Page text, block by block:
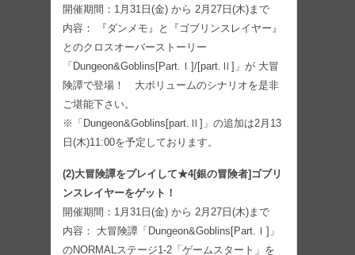
開催期間：1月31日(金) から 2月27日(木)まで
内容： 『ダンメモ』と『ゴブリンスレイヤー』
とのクロスオーバーストーリー
「Dungeon&Goblins[Part.Ⅰ]/[part.Ⅱ]」が 大冒
険譚で登場！ 大ボリュームのシナリオを是非
ご堪能下さい。
※「Dungeon&Goblins[part.Ⅱ]」の追加は2月13
日(木)11:00を予定しております。
(2)大冒険譚をプレイして★4[銀の冒険者]ゴブリ
ンスレイヤーをゲット！
開催期間：1月31日(金) から 2月27日(木)まで
内容： 大冒険譚「Dungeon&Goblins[Part.Ⅰ]」
のNORMALステージ1-2「ゲームスタート」を